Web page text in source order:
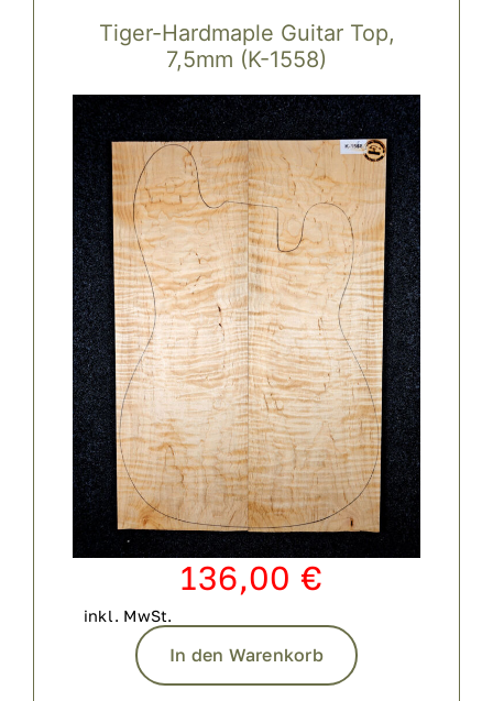
Tiger-Hardmaple Guitar Top,
7,5mm (K-1558)
136,00€
inkl. MwSt.
In den Warenkorb